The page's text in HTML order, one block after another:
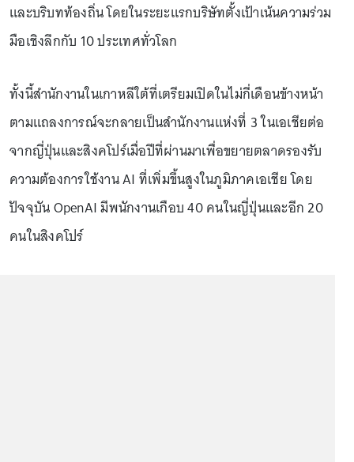
และบริบทท้องถิ่น โดยในระยะแรกบริษัทตั้งเป้าเน้นความร่วม
มือเชิงลึกกับ 10 ประเทศทั่วโลก
ทั้งนี้สำนักงานในเกาหลีใต้ที่เตรียมเปิดในไม่กี่เดือนข้างหน้า
ตามแถลงการณ์จะกลายเป็นสำนักงานแห่งที่ 3 ในเอเชียต่อ
จากญี่ปุ่นและสิงคโปร์เมื่อปีที่ผ่านมาเพื่อขยายตลาดรองรับ
ความต้องการใช้งาน AI ที่เพิ่มขึ้นสูงในภูมิภาคเอเชีย โดย
ปัจจุบัน OpenAI มีพนักงานเกือบ 40 คนในญี่ปุ่นและอีก 20
คนในสิงคโปร์